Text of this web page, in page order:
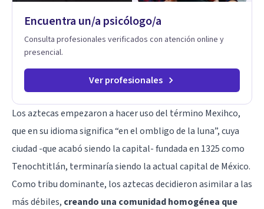
padres que buscan orientación y pautas claras para educar
primer paso hacia una convivencia familiar más armoniosa,
agenda tu sesión y empecemos a trabajar juntos.
Encuentra un/a psicólogo/a
Consulta profesionales verificados con atención online y
presencial.
Ver profesionales
Los aztecas empezaron a hacer uso del término Mexihco,
que en su idioma significa “en el ombligo de la luna”, cuya
ciudad -que acabó siendo la capital- fundada en 1325 como
Tenochtitlán, terminaría siendo la actual capital de México.
Como tribu dominante, los aztecas decidieron asimilar a las
más débiles, creando una comunidad homogénea que